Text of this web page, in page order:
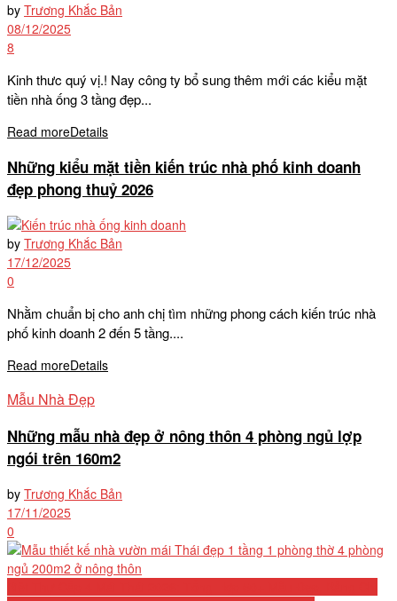
by Trương Khắc Bản
08/12/2025
8
Kinh thưc quý vị.! Nay công ty bổ sung thêm mới các kiểu mặt
tiền nhà ống 3 tầng đẹp...
Read moreDetails
Những kiểu mặt tiền kiến trúc nhà phố kinh doanh
đẹp phong thuỷ 2026
by Trương Khắc Bản
17/12/2025
0
Nhằm chuẩn bị cho anh chị tìm những phong cách kiến trúc nhà
phố kinh doanh 2 đến 5 tầng....
Read moreDetails
Mẫu Nhà Đẹp
Những mẫu nhà đẹp ở nông thôn 4 phòng ngủ lợp
ngói trên 160m2
by Trương Khắc Bản
17/11/2025
0